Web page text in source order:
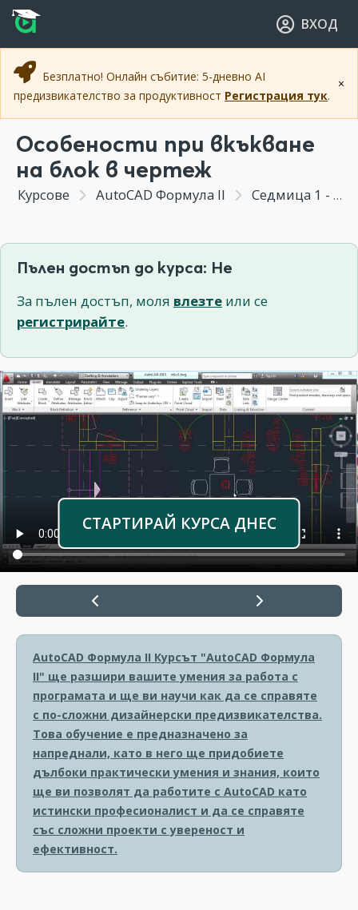
Прескочи към основното съдържание
Прескочи към навигацията
ВХОД
×
Безплатно! Онлайн събитие: 5-дневно AI
предизвикателство за продуктивност Регистрация тук.
Особености при вкъкване
на блок в чертеж
Курсове AutoCAD Формула II Седмица 1 - Тънкости при създаване и модифициране на класическите блокове
Пълен достъп до курса: Не
За пълен достъп, моля влезте или се
регистрирайте.
СТАРТИРАЙ КУРСА ДНЕС
AutoCAD Формула II Курсът "AutoCAD Формула
II" ще разшири вашите умения за работа с
програмата и ще ви научи как да се справяте
с по-сложни дизайнерски предизвикателства.
Това обучение е предназначено за
напреднали, като в него ще придобиете
дълбоки практически умения и знания, които
ще ви позволят да работите с AutoCAD като
истински професионалист и да се справяте
със сложни проекти с увереност и
ефективност.